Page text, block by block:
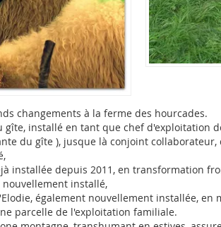
changements à la ferme des hourcades.
installé en tant que chef d'exploitation
du gîte ), jusque là conjoint
installée depuis 2011, en transformation
nouvellement installé,
également nouvellement installée, en
parcelle de l'exploitation familiale.